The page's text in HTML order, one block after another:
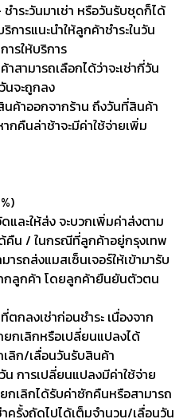
ำระวันมาเช่า หรือวันรับชุดก็ได้
การแนะนำให้ลูกค้าชำระในวัน
รให้บริการ
สามารถเลือกได้ว่าจะเช่ากี่วัน
นจะถูกลง
ค้าออกจากร้าน ถึงวันที่สินค้า
กคืนล่าช้าจะมีค่าใช้จ่ายเพิ่ม
ละให้ส่ง จะบวกเพิ่มค่าส่งตาม
คืน / ในกรณีที่ลูกค้าอยู่กรุงเทพ
รถส่งแมสเซ็นเจอร์ให้เข้ามารับ
กลูกค้า โดยลูกค้ายืนยันตัวตน
กลงเช่าก่อนชำระ เนื่องจาก
กเลิกหรือเปลี่ยนแปลงได้
ลิก/เลื่อนวันรับสินค้า
การเปลี่ยนแปลงมีค่าใช้จ่าย
เลิกได้รับค่าซักคืนหรือสามารถ
าครั้งถัดไปได้เต็มจำนวน/เลื่อนวัน